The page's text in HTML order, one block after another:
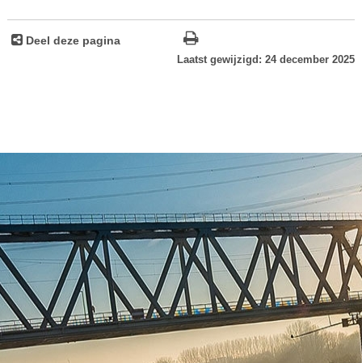
Deel deze pagina
Laatst gewijzigd: 24 december 2025